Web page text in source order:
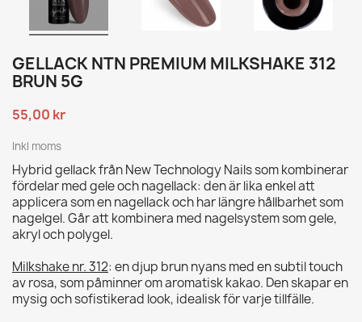
GELLACK NTN PREMIUM MILKSHAKE 312
BRUN 5G
55,00 kr
Inkl moms
Hybrid gellack från New Technology Nails som kombinerar
fördelar med gele och nagellack: den är lika enkel att
applicera som en nagellack och har längre hållbarhet som
nagelgel. Går att kombinera med nagelsystem som gele,
akryl och polygel.
Milkshake nr. 312: en djup brun nyans med en subtil touch
av rosa, som påminner om aromatisk kakao. Den skapar en
mysig och sofistikerad look, idealisk för varje tillfälle.